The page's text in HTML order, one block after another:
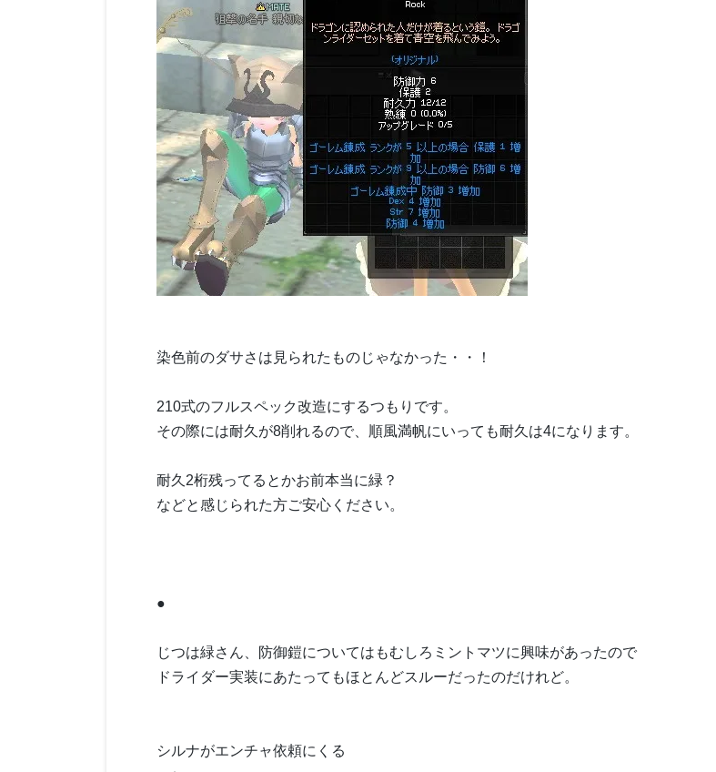
染色前のダサさは見られたものじゃなかった・・！
210式のフルスペック改造にするつもりです。
その際には耐久が8削れるので、順風満帆にいっても耐久は4になります。
耐久2桁残ってるとかお前本当に緑？
などと感じられた方ご安心ください。
●
じつは緑さん、防御鎧についてはもむしろミントマツに興味があったので
ドライダー実装にあたってもほとんどスルーだったのだけれど。
シルナがエンチャ依頼にくる